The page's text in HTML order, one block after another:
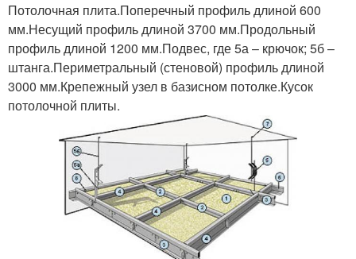
Потолочная плита.Поперечный профиль длиной 600
мм.Несущий профиль длиной 3700 мм.Продольный
профиль длиной 1200 мм.Подвес, где 5а – крючок; 5б –
штанга.Периметральный (стеновой) профиль длиной
3000 мм.Крепежный узел в базисном потолке.Кусок
потолочной плиты.